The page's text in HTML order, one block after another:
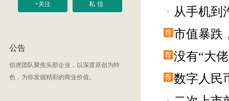
+关注 私信
公告
伯虎团队聚焦头部企业，以深度原创为特
色，为你发掘精彩的商业价值。
从手机到
市值暴跌
没有“大
数字人民